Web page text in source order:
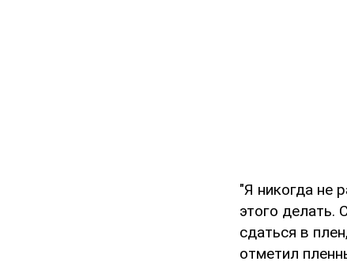
"Я никогда не
этого делать.
сдаться в
отметил